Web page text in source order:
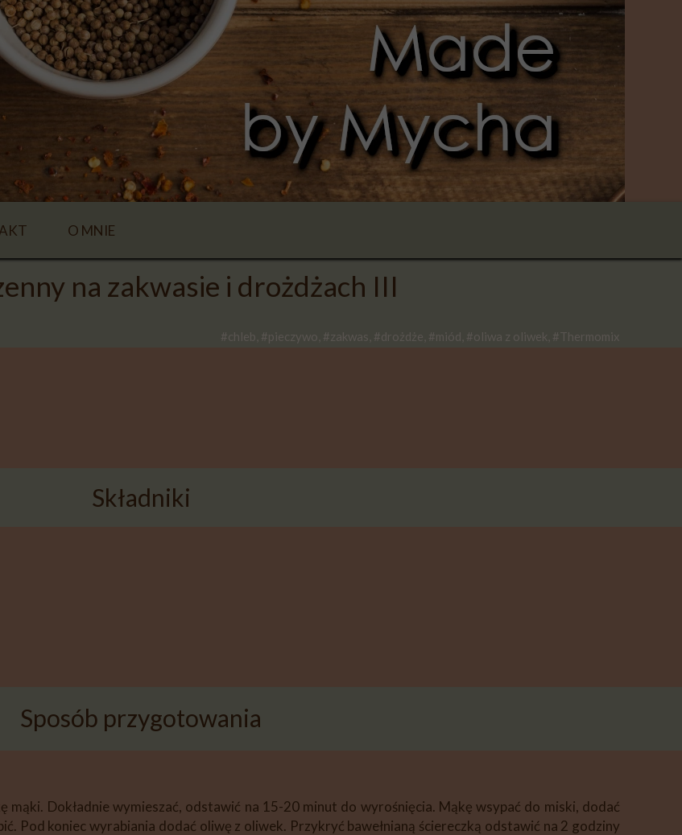
#chleb, #pieczywo, #zakwas, #drożdże, #miód, #oliwa z oliwek, #Thermomix
O MNIE
na zakwasie i drożdżach III
Składniki
Sposób przygotowania
mąki. Dokładnie wymieszać, odstawić na 15-20 minut do wyrośnięcia. Mąkę wsypać do miski, dodać
Pod koniec wyrabiania dodać oliwę z oliwek. Przykryć bawełnianą ściereczką odstawić na 2 godziny